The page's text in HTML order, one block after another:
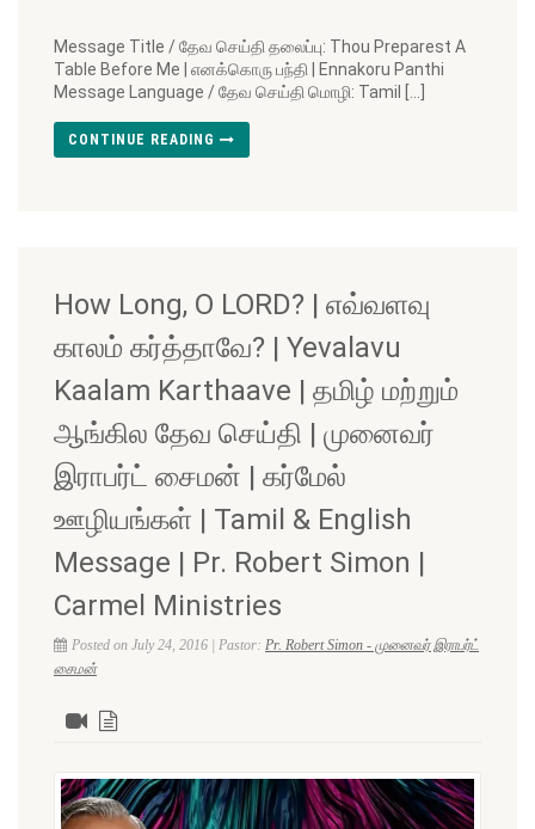
Message Title / தேவ செய்தி தலைப்பு: Thou Preparest A
Table Before Me | எனக்கொரு பந்தி | Ennakoru Panthi
Message Language / தேவ செய்தி மொழி: Tamil […]
CONTINUE READING
How Long, O LORD? | எவ்வளவு
காலம் கர்த்தாவே? | Yevalavu
Kaalam Karthaave | தமிழ் மற்றும்
ஆங்கில தேவ செய்தி | முனைவர்
இராபர்ட் சைமன் | கர்மேல்
ஊழியங்கள் | Tamil & English
Message | Pr. Robert Simon |
Carmel Ministries
Posted on July 24, 2016 | Pastor: Pr. Robert Simon - முனைவர் இராபர்ட்
சைமன்